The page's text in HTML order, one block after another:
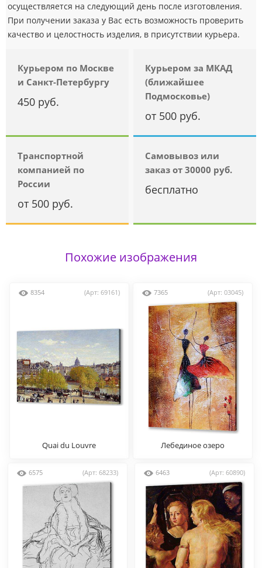
осуществляется на следующий день после изготовления.
При получении заказа у Вас есть возможность проверить
качество и целостность изделия, в присутствии курьера.
Курьером по Москве
и Санкт-Петербургу
450 руб.
Курьером за МКАД
(ближайшее
Подмосковье)
от 500 руб.
Транспортной
компанией по
России
от 500 руб.
Самовывоз или
заказ от 30000 руб.
бесплатно
Похожие изображения
8354 (Арт: 69161)
Quai du Louvre
7365 (Арт: 03045)
Лебединое озеро
6575 (Арт: 68233) 6463 (Арт: 60890)